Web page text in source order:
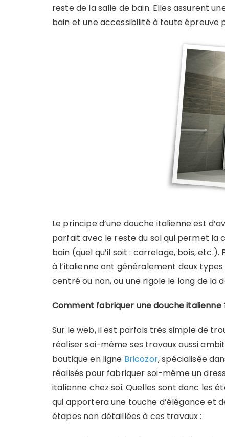
reste de la salle de bain. Elles assurent
bain et une accessibilité à toute épreuve
Le principe d’une douche italienne est
parfait avec le reste du sol qui permet la
bain (quel qu’il soit : carrelage, bois,
à l’italienne ont généralement deux types
centré ou non, ou une rigole le long de la
Comment fabriquer une douche italienne
Sur le web, il est parfois très simple de
réaliser soi-même ses travaux aussi
boutique en ligne Bricozor, spécialisée
réalisés pour fabriquer soi-même un
italienne chez soi. Quelles sont donc les
qui apportera une touche d’élégance et
étapes non détaillées à ces travaux :